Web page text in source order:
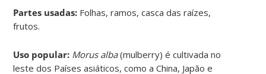
Partes usadas: Folhas, ramos, casca das raízes,
frutos.
Uso popular: Morus alba(mulberry) é cultivada no
leste dos Países asiáticos, como a China, Japão e